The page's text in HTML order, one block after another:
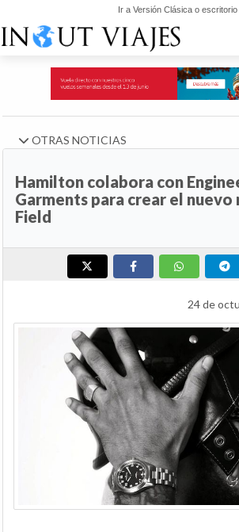
Ir a Versión Clásica o escritorio
OTRAS NOTICIAS
Hamilton colabora con
Garments para crear el nuevo
Field
24 de